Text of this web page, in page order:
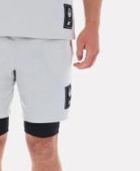
fútbol
américa cali
camisetas